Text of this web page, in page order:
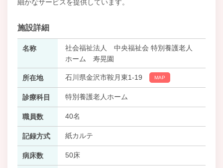
細かなサービスを提供しています。
施設詳細
名称
社会福祉法人 中央福祉会 特別養護老人
ホーム 寿晃園
所在地 石川県金沢市鞍月東1-19 MAP
診療科目 特別養護老人ホーム
職員数 40名
記録方式 紙カルテ
病床数 50床